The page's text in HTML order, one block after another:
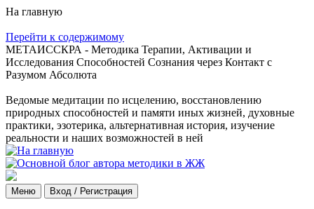
На главную
Перейти к содержимому
МЕТАИССКРА - Методика Терапии, Активации и
Исследования Способностей Сознания через Контакт с
Разумом Абсолюта
Ведомые медитации по исцелению, восстановлению
природных способностей и памяти иных жизней, духовные
практики, эзотерика, альтернативная история, изучение
реальности и наших возможностей в ней
Меню Вход / Регистрация